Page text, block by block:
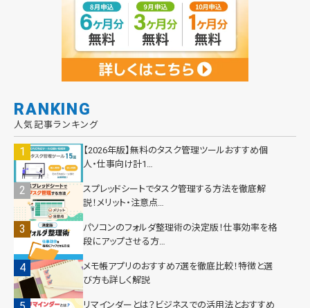
RANKING
人気記事ランキング
【2026年版】無料のタスク管理ツールおすすめ個
人・仕事向け計1…
スプレッドシートでタスク管理する方法を徹底解
説！メリット・注意点…
パソコンのフォルダ整理術の決定版！仕事効率を格
段にアップさせる方…
メモ帳アプリのおすすめ7選を徹底比較！特徴と選
び方も詳しく解説
リマインダーとは？ビジネスでの活用法とおすすめ